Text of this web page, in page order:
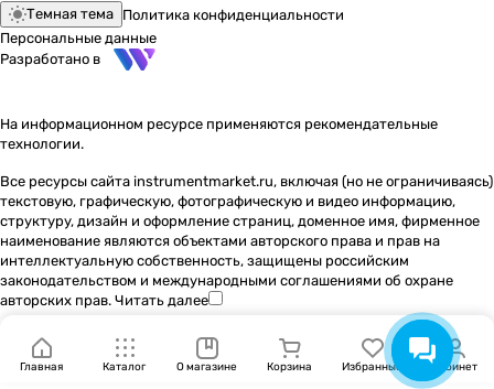
Темная тема Политика конфиденциальности
Персональные данные
Разработано в
На информационном ресурсе применяются рекомендательные
технологии.
Все ресурсы сайта instrumentmarket.ru, включая (но не ограничиваясь)
текстовую, графическую, фотографическую и видео информацию,
структуру, дизайн и оформление страниц, доменное имя, фирменное
наименование являются объектами авторского права и прав на
интеллектуальную собственность, защищены российским
законодательством и международными соглашениями об охране
авторских прав. Читать далее
Главная Каталог О магазине Корзина Избранные Кабинет